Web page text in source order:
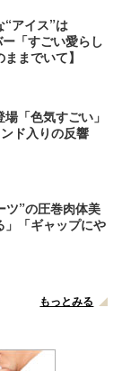
“アイス”は
「すごい愛らし
までいて】
「色気すごい」
ド入りの反響
ツ”の圧巻肉体美
」「ギャップにや
もっとみる